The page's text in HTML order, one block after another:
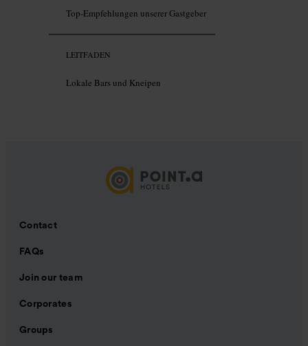
Top-Empfehlungen unserer Gastgeber
LEITFADEN
Lokale Bars und Kneipen
Contact
FAQs
Join our team
Corporates
Groups